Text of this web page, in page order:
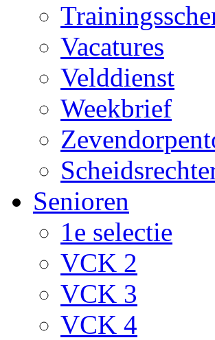
Vacatures
Velddienst
Weekbrief
Senioren
1e selectie
VCK 2
VCK 3
VCK 4